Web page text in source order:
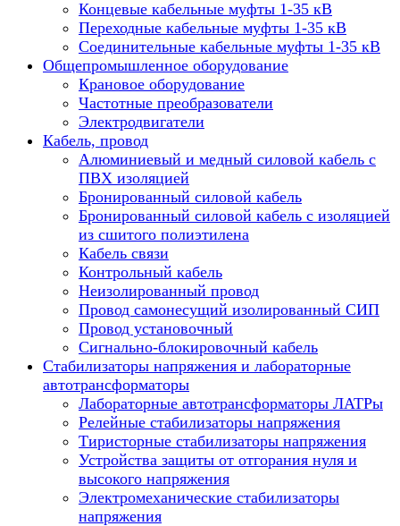
Концевые кабельные муфты 1-35 кВ
Переходные кабельные муфты 1-35 кВ
Соединительные кабельные муфты 1-35 кВ
Общепромышленное оборудование
Крановое оборудование
Частотные преобразователи
Электродвигатели
Кабель, провод
Алюминиевый и медный силовой кабель с
ПВХ изоляцией
Бронированный силовой кабель
Бронированный силовой кабель с изоляцией
из сшитого полиэтилена
Кабель связи
Контрольный кабель
Неизолированный провод
Провод самонесущий изолированный СИП
Провод установочный
Сигнально-блокировочный кабель
Стабилизаторы напряжения и лабораторные
автотрансформаторы
Лабораторные автотрансформаторы ЛАТРы
Релейные стабилизаторы напряжения
Тиристорные стабилизаторы напряжения
Устройства защиты от отгорания нуля и
высокого напряжения
Электромеханические стабилизаторы
напряжения